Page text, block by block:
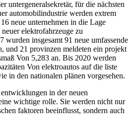
untergeneralsekretär, für die nächsten
automobilindustrie werden extrem
neue unternehmen in die Lage
elektrofahrzeuge zu
wurden insgesamt 91 neue umfassende
und 21 provinzen meldeten ein projekt
Von 5,283 an. Bis 2020 werden
Von elektroautos auf die liste
in den nationalen plänen vorgesehen.
in der neuen
wichtige rolle. Sie werden nicht nur
faktoren beeinflusst, sondern auch